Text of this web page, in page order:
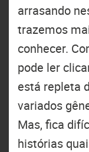
arrasando
trazemos
conhecer.
pode ler
está repleta
variados
Mas, fica
histórias